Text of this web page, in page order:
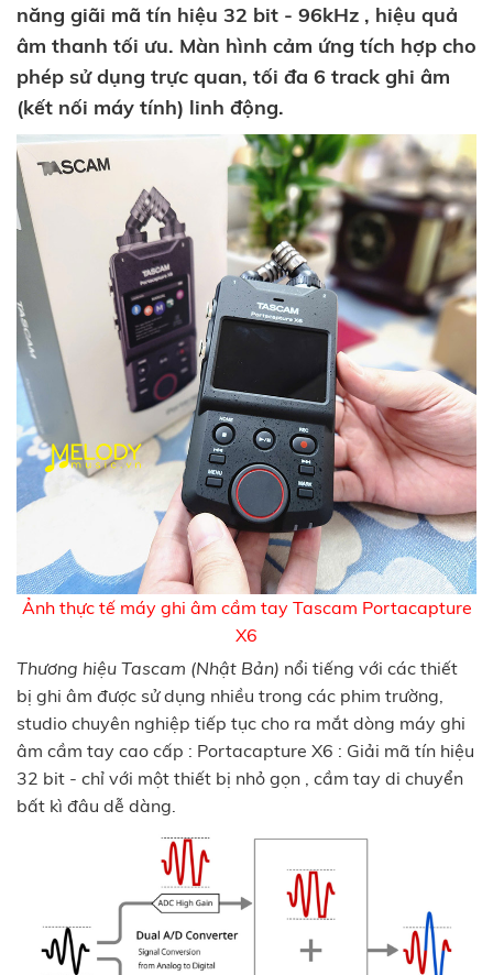
năng giãi mã tín hiệu 32 bit - 96kHz , hiệu quả
âm thanh tối ưu. Màn hình cảm ứng tích hợp cho
phép sử dụng trực quan, tối đa 6 track ghi âm
(kết nối máy tính) linh động.
Ảnh thực tế máy ghi âm cầm tay Tascam Portacapture
X6
Thương hiệu Tascam (Nhật Bản) nổi tiếng với các thiết
bị ghi âm được sử dụng nhiều trong các phim trường,
studio chuyên nghiệp tiếp tục cho ra mắt dòng máy ghi
âm cầm tay cao cấp : Portacapture X6 : Giải mã tín hiệu
32 bit - chỉ với một thiết bị nhỏ gọn , cầm tay di chuyển
bất kì đâu dễ dàng.